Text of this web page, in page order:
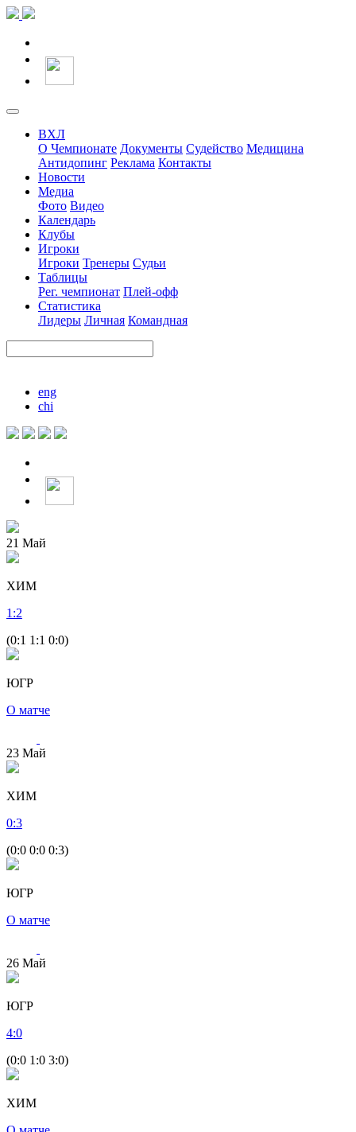
ВХЛ
О Чемпионате Документы Судейство Медицина
Антидопинг Реклама Контакты
Новости
Медиа
Фото Видео
Календарь
Клубы
Игроки
Игроки Тренеры Судьи
Таблицы
Рег. чемпионат Плей-офф
Статистика
Лидеры Личная Командная
eng
chi
21 Май
ХИМ
1 :2
(0:1 1:1 0:0)
ЮГР
О матче
23 Май
ХИМ
0:3
(0:0 0:0 0:3)
ЮГР
О матче
26 Май
ЮГР
4:0
(0:0 1:0 3:0)
ХИМ